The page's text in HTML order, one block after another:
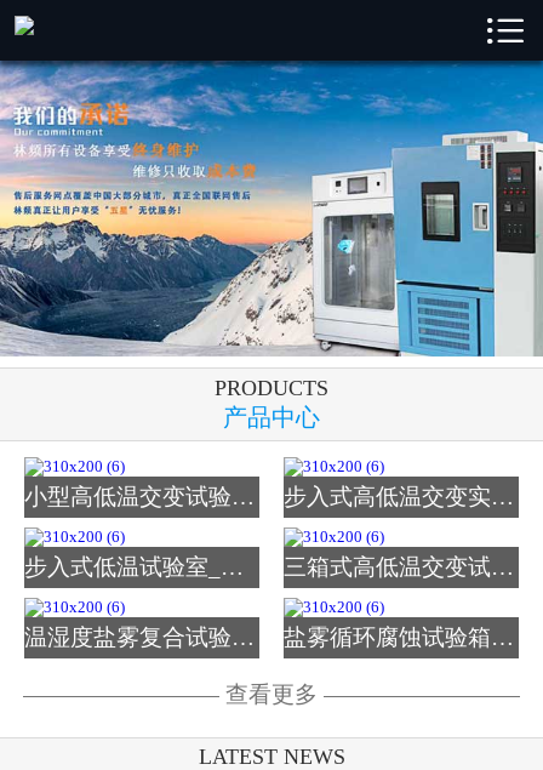
林频产品
成功案例
新闻中心
解决方案
关于林频
联系我们

PRODUCTS
产品中心
小型高低温交变试验箱_图 步入式高低温交变实验室
步入式低温试验室_图片 三箱式高低温交变试验箱
温湿度盐雾复合试验箱_图 盐雾循环腐蚀试验箱_图片
查看更多
LATEST NEWS